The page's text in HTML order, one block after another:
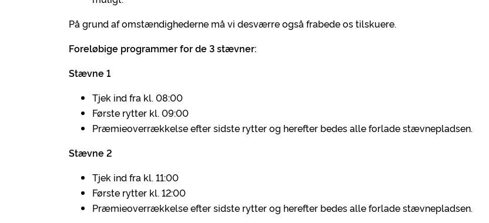
På grund af omstændighederne må vi desværre også frabede os tilskuere.
Foreløbige programmer for de 3 stævner:
Stævne 1
Tjek ind fra kl. 08:00
Første rytter kl. 09:00
Præmieoverrækkelse efter sidste rytter og herefter bedes alle forlade stævnepladsen.
Stævne 2
Tjek ind fra kl. 11:00
Første rytter kl. 12:00
Præmieoverrækkelse efter sidste rytter og herefter bedes alle forlade stævnepladsen.